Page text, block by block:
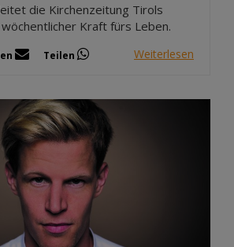
die Kirchenzeitung Tirols
Kraft fürs Leben.
Teilen Weiterlesen